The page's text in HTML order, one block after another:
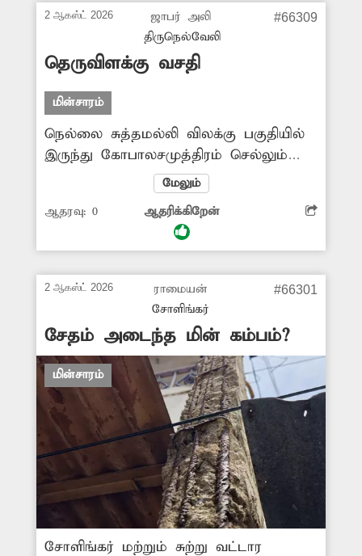
2 ஆகஸ்ட் 2026
ஜாபர் அலி
திருநெல்வேலி
#66309
தெருவிளக்கு வசதி
மின்சாரம்
நெல்லை சுத்தமல்லி விலக்கு பகுதியில்
இருந்து கோபாலசமுத்திரம் செல்லும்
சாலையில் இரவு நேரங்களில்
வெளிச்சமின்றி மிகவும் இருள்சூழ்ந்து
காணப்படுகிறது. இதனால் நடந்து
செல்பவர்கள், சைக்கிளில் செல்பவர்கள்
இங்குள்ள சாலையோரம்
தெருவிளக்குகள் ஏற்படுத்தி
தரவேண்டுகிறேன்.
மேலும்
ஆதரவு: 0 ஆதரிக்கிறேன்
2 ஆகஸ்ட் 2026
ராமையன்
சோளிங்கர்
#66301
சேதம் அடைந்த மின் கம்பம்?
மின்சாரம்
சோளிங்கர் மற்றும் சுற்று வட்டார